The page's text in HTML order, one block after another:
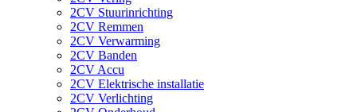
2CV Stuurinrichting
2CV Remmen
2CV Verwarming
2CV Banden
2CV Accu
2CV Elektrische installatie
2CV Verlichting